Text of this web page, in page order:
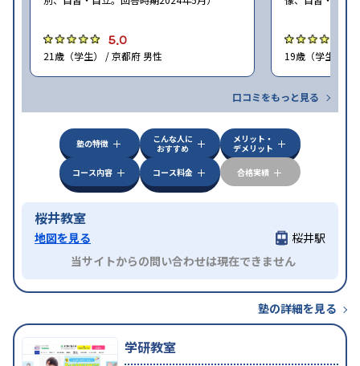
5.0
21歳（学生） / 京都府 男性 19歳（学生） /
口コミをもっと見る
塾の特徴
こんな人に
おすすめ
メリット・
デメリット
コース内容
コース料金 合格実績
桜井教室
地図を見る
桜井駅
当サイトからの問い合わせは現在できません
塾の詳細を見る
学研教室